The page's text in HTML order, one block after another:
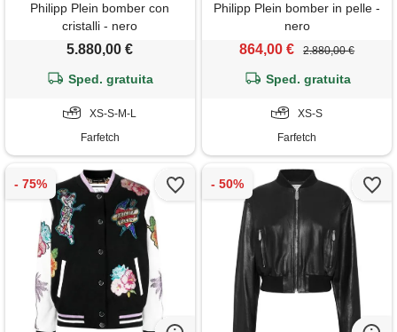
Philipp Plein bomber con
cristalli - nero
5.880,00 €
Sped. gratuita
XS-S-M-L
Farfetch
Philipp Plein bomber in pelle -
nero
864,00 € 2.880,00 €
Sped. gratuita
XS-S
Farfetch